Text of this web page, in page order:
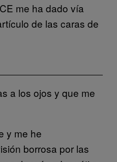
me ha dado vía
de las caras de
a los ojos y que me
y me he
borrosa por las